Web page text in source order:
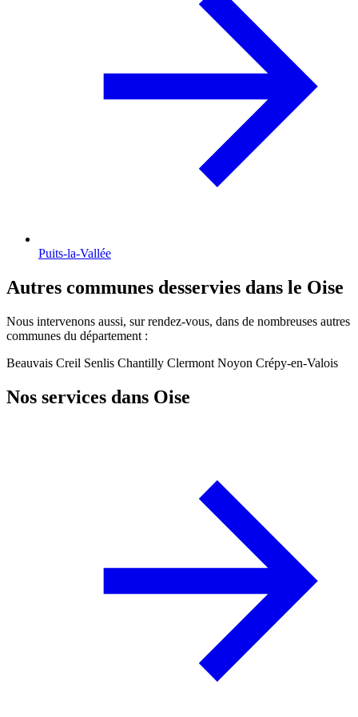
Puits-la-Vallée
Autres communes desservies dans le Oise
Nous intervenons aussi, sur rendez-vous, dans de nombreuses autres
communes du département :
Beauvais Creil Senlis Chantilly Clermont Noyon Crépy-en-Valois
Nos services dans Oise